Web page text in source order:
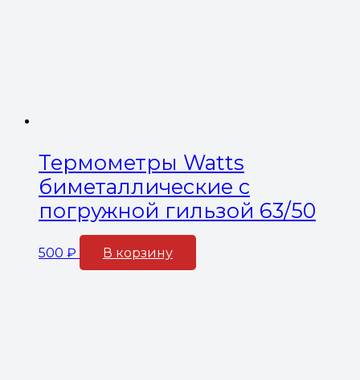
Термометры Watts
биметаллические с
погружной гильзой 63/50
500 ₽ В корзину